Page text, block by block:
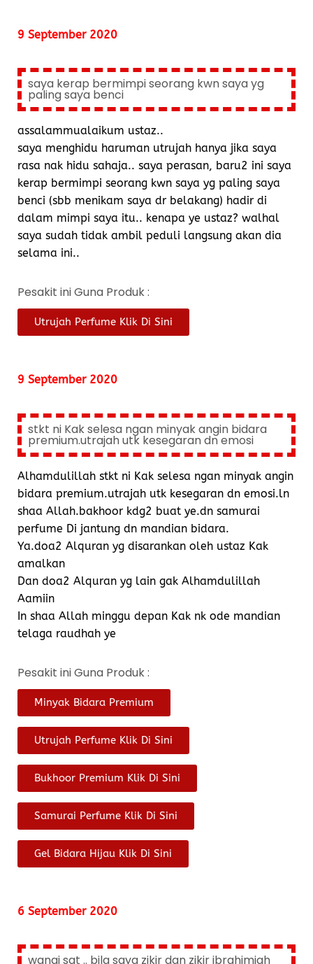
9 September 2020
saya kerap bermimpi seorang kwn saya yg
paling saya benci
assalammualaikum ustaz..
saya menghidu haruman utrujah hanya jika saya
rasa nak hidu sahaja.. saya perasan, baru2 ini saya
kerap bermimpi seorang kwn saya yg paling saya
benci (sbb menikam saya dr belakang) hadir di
dalam mimpi saya itu.. kenapa ye ustaz? walhal
saya sudah tidak ambil peduli langsung akan dia
selama ini..
Pesakit ini Guna Produk :
Utrujah Perfume Klik Di Sini
9 September 2020
stkt ni Kak selesa ngan minyak angin bidara
premium.utrajah utk kesegaran dn emosi
Alhamdulillah stkt ni Kak selesa ngan minyak angin
bidara premium.utrajah utk kesegaran dn emosi.ln
shaa Allah.bakhoor kdg2 buat ye.dn samurai
perfume Di jantung dn mandian bidara.
Ya.doa2 Alquran yg disarankan oleh ustaz Kak
amalkan
Dan doa2 Alquran yg lain gak Alhamdulillah
Aamiin
In shaa Allah minggu depan Kak nk ode mandian
telaga raudhah ye
Pesakit ini Guna Produk :
Minyak Bidara Premium
Utrujah Perfume Klik Di Sini
Bukhoor Premium Klik Di Sini
Samurai Perfume Klik Di Sini
Gel Bidara Hijau Klik Di Sini
6 September 2020
wangi sgt .. bila saya zikir dgn zikir ibrahimiah